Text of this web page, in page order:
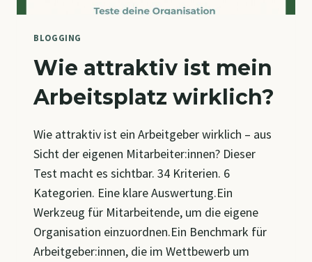
BLOGGING
Wie attraktiv ist mein
Arbeitsplatz wirklich?
Wie attraktiv ist ein Arbeitgeber wirklich – aus
Sicht der eigenen Mitarbeiter:innen? Dieser
Test macht es sichtbar. 34 Kriterien. 6
Kategorien. Eine klare Auswertung.Ein
Werkzeug für Mitarbeitende, um die eigene
Organisation einzuordnen.Ein Benchmark für
Arbeitgeber:innen, die im Wettbewerb um